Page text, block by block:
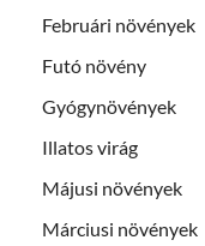
Februári növények
Futó növény
Gyógynövények
Illatos virág
Májusi növények
Márciusi növények